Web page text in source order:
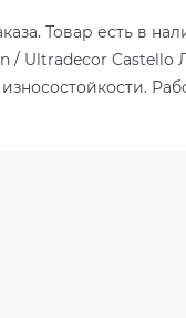
Товар есть в
Ultradecor Castello